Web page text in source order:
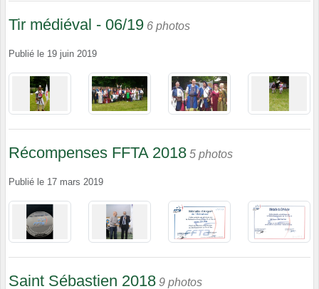
Tir médiéval - 06/19 6 photos
Publié le 19 juin 2019
Récompenses FFTA 2018 5 photos
Publié le 17 mars 2019
Saint Sébastien 2018 9 photos